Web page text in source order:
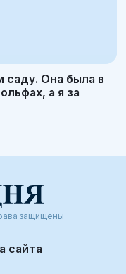
саду. Она была в
а я за
защищены
сайта